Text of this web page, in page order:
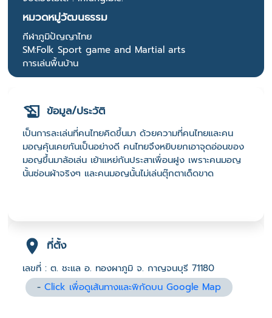
หมวดหมู่วัฒนธรรม
กีฬาภูมิปัญญาไทย
SM:Folk Sport game and Martial arts
การเล่นพื้นบ้าน
ข้อมูล/ประวัติ
เป็นการละเล่นที่คนไทยคิดขึ้นมา ด้วยความที่คนไทยและคน
มอญคุ้นเคยกันเป็นอย่างดี คนไทยจึงหยิบยกเอาจุดอ่อนของ
มอญขึ้นมาล้อเล่น เย้าแหย่กันประสาเพื่อนฝูง เพราะคนมอญ
นั้นซ่อนผ้าจริงๆ และคนมอญนั้นไม่เล่นตุ๊กตาเด็ดขาด
ที่ตั้ง
เลขที่ : ต. ชะแล อ. ทองผาภูมิ จ. กาญจนบุรี 71180
-Click เพื่อดูเส้นทางและพิกัดบน Google Map